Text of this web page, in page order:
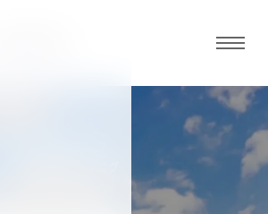
ルメ
ニュ
ーボ